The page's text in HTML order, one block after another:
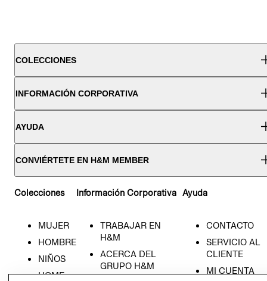
COLECCIONES
INFORMACIÓN CORPORATIVA
AYUDA
CONVIÉRTETE EN H&M MEMBER
Colecciones
MUJER
HOMBRE
NIÑOS
HOME
Información Corporativa
TRABAJAR EN
H&M
ACERCA DEL
GRUPO H&M
Ayuda
CONTACTO
SERVICIO AL
CLIENTE
MI CUENTA